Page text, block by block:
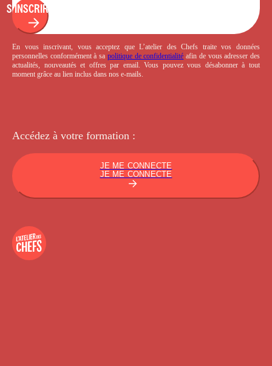
S'INSCRIRE
En vous inscrivant, vous acceptez que L’atelier des Chefs traite vos données
personnelles conformément à sa politique de confidentialité afin de vous adresser des
actualités, nouveautés et offres par email. Vous pouvez vous désabonner à tout
moment grâce au lien inclus dans nos e-mails.
Accédez à votre formation :
JE ME CONNECTE
JE ME CONNECTE